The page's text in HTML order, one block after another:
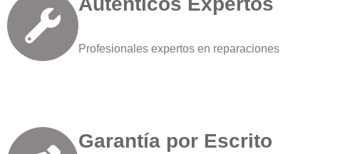
Profesionales expertos en reparaciones
Garantía por Escrito